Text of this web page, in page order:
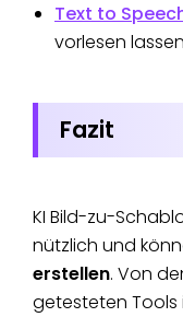
Text to
vorlesen
Fazit
KI Bild-zu-
nützlich und
erstellen. Von
getesteten Tools